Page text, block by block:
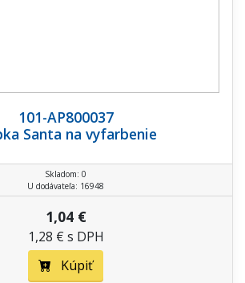
101-AP800037
Santa na vyfarbenie
Skladom: 0
U dodávateľa: 16948
1,04 €
1,28 € s DPH
Kúpiť